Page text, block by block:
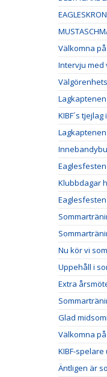
Välkomna
Intervju med
KIBF´s
Klubbdagar
Nu kör vi
Uppehåll i
Extra
Glad
Välkomna
KIBF-spelare
Äntligen är